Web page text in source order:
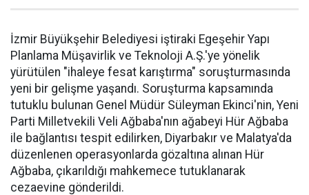
İzmir Büyükşehir Belediyesi iştiraki Egeşehir Yapı
Planlama Müşavirlik ve Teknoloji A.Ş.'ye yönelik
yürütülen "ihaleye fesat karıştırma" soruşturmasında
yeni bir gelişme yaşandı. Soruşturma kapsamında
tutuklu bulunan Genel Müdür Süleyman Ekinci'nin, Yeni
Parti Milletvekili Veli Ağbaba'nın ağabeyi Hür Ağbaba
ile bağlantısı tespit edilirken, Diyarbakır ve Malatya'da
düzenlenen operasyonlarda gözaltına alınan Hür
Ağbaba, çıkarıldığı mahkemece tutuklanarak
cezaevine gönderildi.